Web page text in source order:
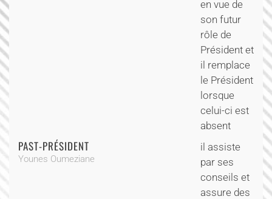
en vue de
son futur
rôle de
Président et
il remplace
le Président
lorsque
celui-ci est
absent
PAST-PRÉSIDENT
Younes Oumeziane
il assiste
par ses
conseils et
assure des